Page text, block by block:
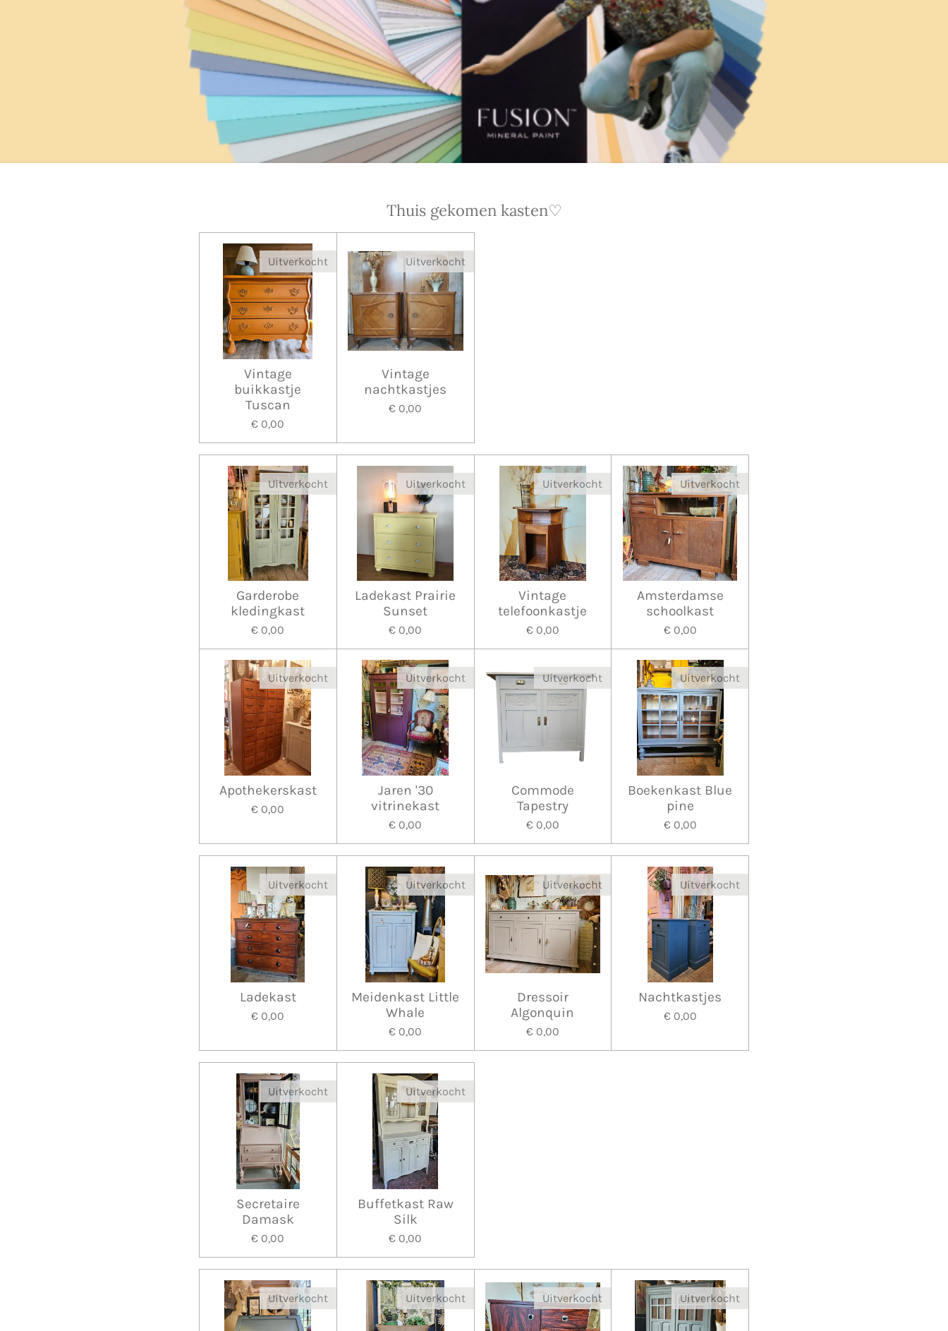
Thuis gekomen kasten♡
Uitverkocht
Vintage
buikkastje
Tuscan
€ 0,00
Uitverkocht
Vintage
nachtkastjes
€ 0,00
Uitverkocht
Garderobe
kledingkast
€ 0,00
Uitverkocht
Ladekast Prairie
Sunset
€ 0,00
Uitverkocht
Vintage
telefoonkastje
€ 0,00
Uitverkocht
Amsterdamse
schoolkast
€ 0,00
Uitverkocht
Apothekerskast
€ 0,00
Uitverkocht
Jaren '30
vitrinekast
€ 0,00
Uitverkocht
Commode
Tapestry
€ 0,00
Uitverkocht
Boekenkast Blue
pine
€ 0,00
Uitverkocht
Ladekast
€ 0,00
Uitverkocht
Meidenkast Little
Whale
€ 0,00
Uitverkocht
Dressoir
Algonquin
€ 0,00
Uitverkocht
Nachtkastjes
€ 0,00
Uitverkocht
Secretaire
Damask
€ 0,00
Uitverkocht
Buffetkast Raw
Silk
€ 0,00
Uitverkocht Uitverkocht Uitverkocht Uitverkocht